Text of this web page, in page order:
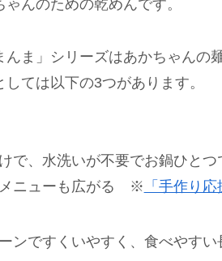
んのための乾めんです。
んま」シリーズはあかちゃんの
ては以下の3つがあります。
で、水洗いが不要でお鍋ひと
メニューも広がる ※ 「手作り
ンですくいやすく、食べやすい